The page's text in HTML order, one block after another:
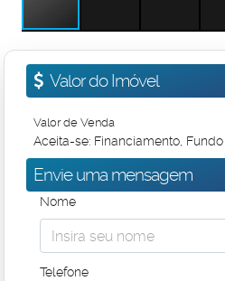
Valor do Imóvel
Valor de Venda
Aceita-se: Financiamento,
Envie uma mensagem
Nome
Telefone